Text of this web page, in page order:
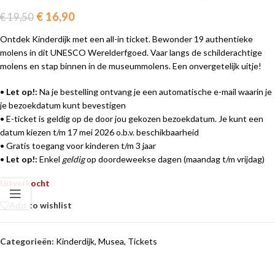
€19,50 € 16,90
Ontdek Kinderdijk met een all-in ticket. Bewonder 19 authentieke
molens in dit UNESCO Werelderfgoed. Vaar langs de schilderachtige
molens en stap binnen in de museummolens. Een onvergetelijk uitje!
• Let op!: Na je bestelling ontvang je een automatische e-mail waarin je
je bezoekdatum kunt bevestigen
• E-ticket is geldig op de door jou gekozen bezoekdatum. Je kunt een
datum kiezen t/m 17 mei 2026 o.b.v. beschikbaarheid
• Gratis toegang voor kinderen t/m 3 jaar
• Let op!: Enkel geldigop doordeweekse dagen (maandag t/m vrijdag)
Uitverkocht
Add to wishlist
Categorieën: Kinderdijk, Musea, Tickets